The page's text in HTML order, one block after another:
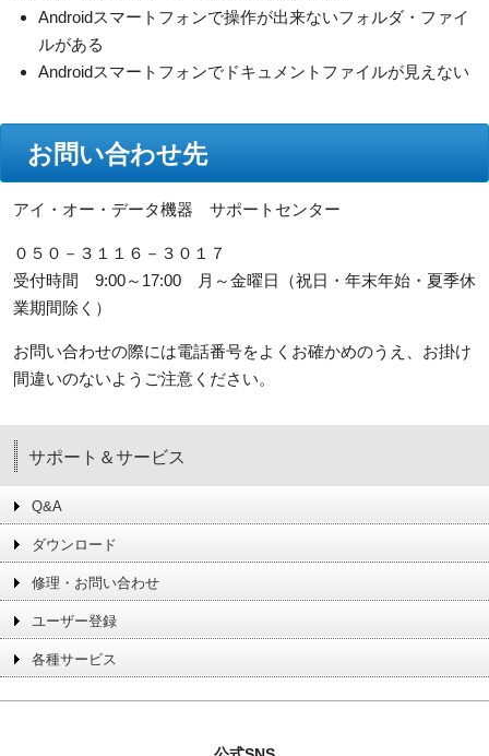
Androidスマートフォンで操作が出来ないフォルダ・ファイ
ルがある
Androidスマートフォンでドキュメントファイルが見えない
お問い合わせ先
アイ・オー・データ機器 サポートセンター
０５０－３１１６－３０１７
受付時間 9:00～17:00 月～金曜日（祝日・年末年始・夏季休
業期間除く）
お問い合わせの際には電話番号をよくお確かめのうえ、お掛け
間違いのないようご注意ください。
サポート＆サービス
Q&A
ダウンロード
修理・お問い合わせ
ユーザー登録
各種サービス